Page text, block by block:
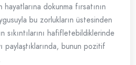
dokunma fırsatının
bu zorlukların üstesinden
sıkıntılarını hafifletebildiklerinde
paylaştıklarında, bunun pozitif